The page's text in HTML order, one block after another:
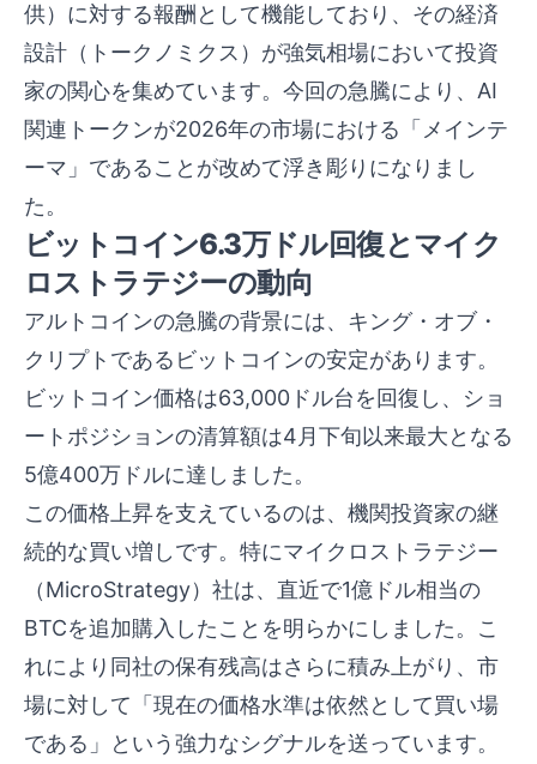
供）に対する報酬として機能しており、その経済
設計（トークノミクス）が強気相場において投資
家の関心を集めています。今回の急騰により、AI
関連トークンが2026年の市場における「メインテ
ーマ」であることが改めて浮き彫りになりまし
た。
ビットコイン6.3万ドル回復とマイク
ロストラテジーの動向
アルトコインの急騰の背景には、キング・オブ・
クリプトであるビットコインの安定があります。
ビットコイン価格は63,000ドル台を回復し、ショ
ートポジションの清算額は4月下旬以来最大となる
5億400万ドルに達しました。
この価格上昇を支えているのは、機関投資家の継
続的な買い増しです。特にマイクロストラテジー
（MicroStrategy）社は、直近で1億ドル相当の
BTCを追加購入したことを明らかにしました。こ
れにより同社の保有残高はさらに積み上がり、市
場に対して「現在の価格水準は依然として買い場
である」という強力なシグナルを送っています。